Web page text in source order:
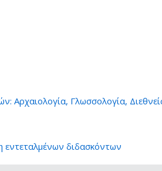
Αρχαιολογία, Γλωσσολογία,
εντεταλμένων διδασκόντων